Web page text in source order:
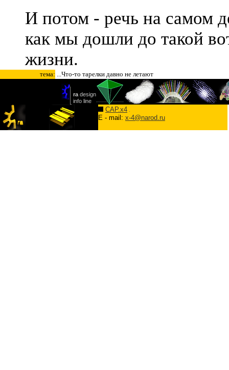
И потом - речь на самом
как мы дошли до такой
жизни.
тема: ...Что-то тарелки давно не летают
CAP.x4
E - mail: x-4@narod.ru